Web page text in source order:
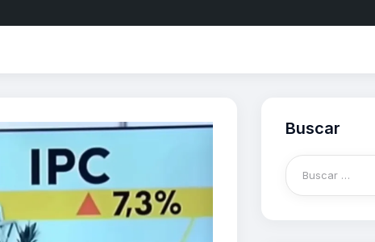
Buscar